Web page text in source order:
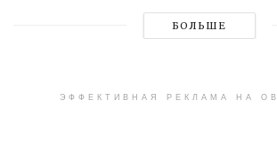
БОЛЬШЕ
ЭФФЕКТИВНАЯ РЕКЛАМА НА